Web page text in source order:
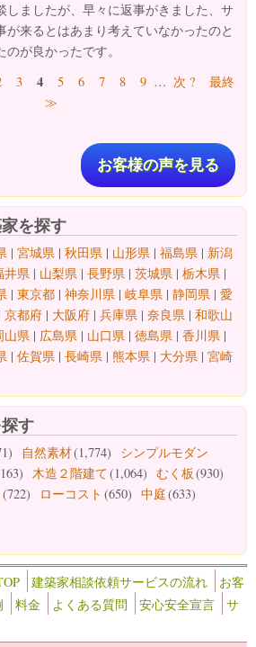
しましたが、早々に返事がきました、サ
が来るとはあまり考えていなかったのと
が良かったです。
3 4 5 6 7 8 9 … 次 ?
最終
≫
お客様の声を見る
を探す
| 宮城県 | 秋田県 | 山形県 | 福島県 | 新潟
井県 | 山梨県 | 長野県 | 茨城県 | 栃木県 |
| 東京都 | 神奈川県 | 岐阜県 | 静岡県 | 愛
京都府 | 大阪府 | 兵庫県 | 奈良県 | 和歌山
山県 | 広島県 | 山口県 | 徳島県 | 香川県 |
| 佐賀県 | 長崎県 | 熊本県 | 大分県 | 宮崎
す
自然素材(1,774)
シンプルモダン
木造２階建て(1,064) むく板 (930)
(722) ローコスト (650) 中庭(633)
建築家相談依頼サービスの流れ
お客
料金 よくある質問 安心安全宣言
サ